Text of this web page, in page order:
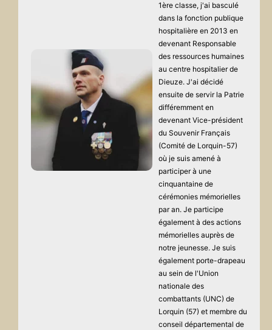
1ère classe, j'ai basculé
dans la fonction publique
hospitalière en 2013 en
devenant Responsable
des ressources humaines
au centre hospitalier de
Dieuze. J'ai décidé
ensuite de servir la Patrie
différemment en
devenant Vice-président
du Souvenir Français
(Comité de Lorquin-57)
où je suis amené à
participer à une
cinquantaine de
cérémonies mémorielles
par an. Je participe
également à des actions
mémorielles auprès de
notre jeunesse. Je suis
également porte-drapeau
au sein de l'Union
nationale des
combattants (UNC) de
Lorquin (57) et membre du
conseil départemental de